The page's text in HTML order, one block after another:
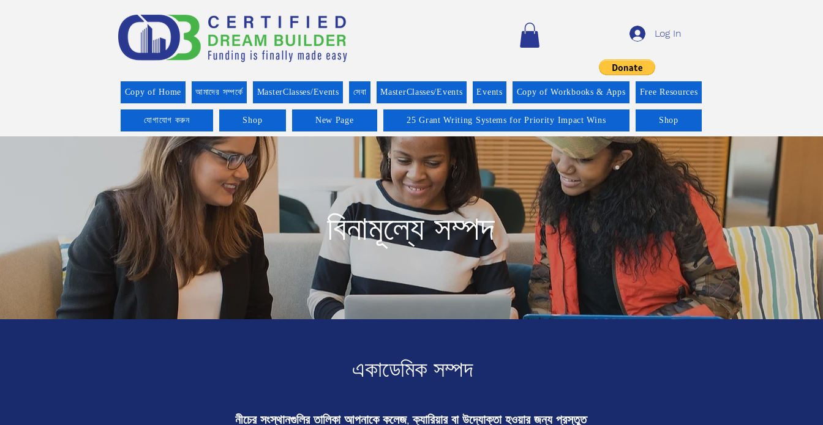
Log In
Copy of Home আমাদের সম্পর্কে MasterClasses/Events সেবা MasterClasses/Events Events Copy of Workbooks & Apps Free Resources
যোগাযোগ করুন Shop New Page 25 Grant Writing Systems for Priority Impact Wins Shop
বিনামূল্যে সম্পদ
একাডেমিক সম্পদ
নীচের সংস্থানগুলির তালিকা আপনাকে কলেজ, ক্যারিয়ার বা উদ্যোক্তা হওয়ার জন্য প্রস্তুত